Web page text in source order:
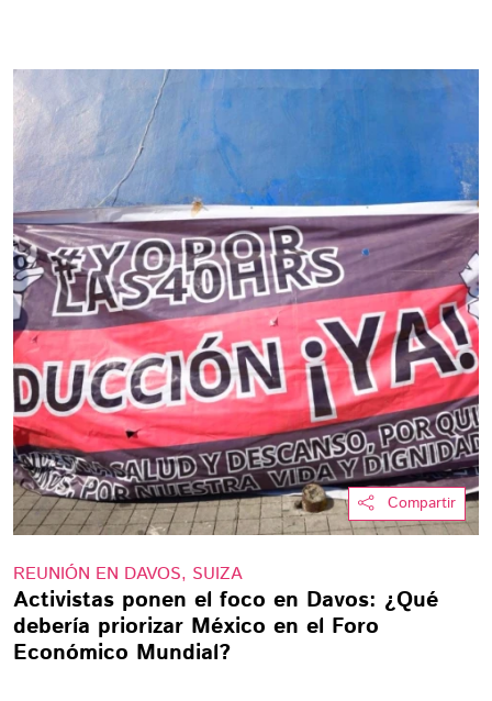
Compartir
REUNIÓN EN DAVOS, SUIZA
Activistas ponen el foco en Davos: ¿Qué
debería priorizar México en el Foro
Económico Mundial?